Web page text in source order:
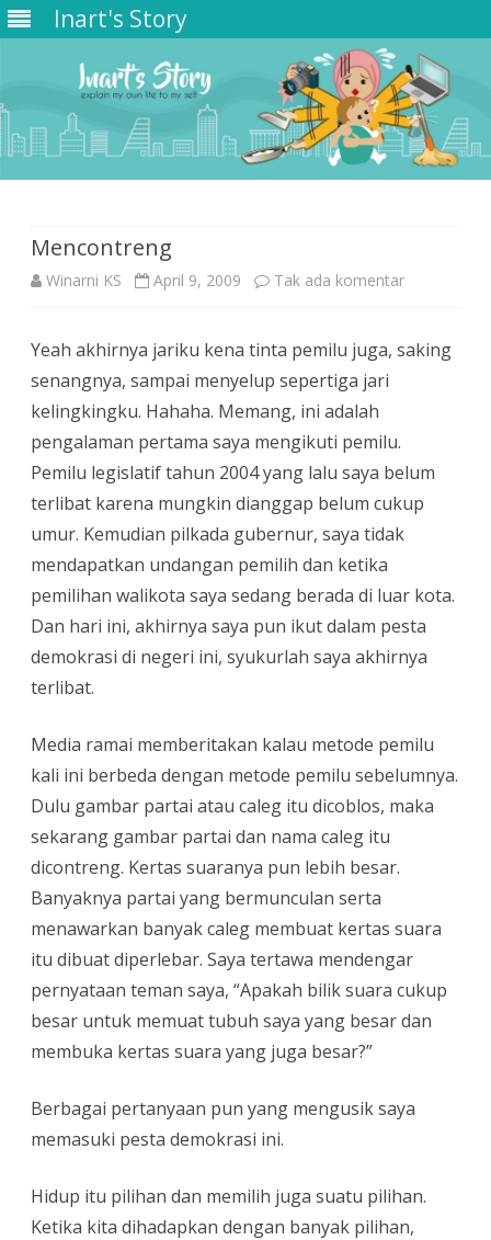
Inart's Story
Mencontreng
Winarni KS April 9, 2009 Tak ada komentarpada
Yeah akhirnya jariku kena tinta pemilu juga, saking
senangnya, sampai menyelup sepertiga jari
kelingkingku. Hahaha. Memang, ini adalah
pengalaman pertama saya mengikuti pemilu.
Pemilu legislatif tahun 2004 yang lalu saya belum
terlibat karena mungkin dianggap belum cukup
umur. Kemudian pilkada gubernur, saya tidak
mendapatkan undangan pemilih dan ketika
pemilihan walikota saya sedang berada di luar kota.
Dan hari ini, akhirnya saya pun ikut dalam pesta
demokrasi di negeri ini, syukurlah saya akhirnya
terlibat.
Media ramai memberitakan kalau metode pemilu
kali ini berbeda dengan metode pemilu sebelumnya.
Dulu gambar partai atau caleg itu dicoblos, maka
sekarang gambar partai dan nama caleg itu
dicontreng. Kertas suaranya pun lebih besar.
Banyaknya partai yang bermunculan serta
menawarkan banyak caleg membuat kertas suara
itu dibuat diperlebar. Saya tertawa mendengar
pernyataan teman saya, “Apakah bilik suara cukup
besar untuk memuat tubuh saya yang besar dan
membuka kertas suara yang juga besar?”
Berbagai pertanyaan pun yang mengusik saya
memasuki pesta demokrasi ini.
Hidup itu pilihan dan memilih juga suatu pilihan.
Ketika kita dihadapkan dengan banyak pilihan,